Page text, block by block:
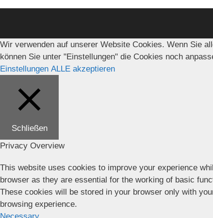
Wir verwenden auf unserer Website Cookies. Wenn Sie
können Sie unter "Einstellungen" die Cookies noch
Einstellungen ALLE akzeptieren
Schließen
Privacy Overview
This website uses cookies to improve your experience
browser as they are essential for the working of basic
These cookies will be stored in your browser only with
browsing experience.
Necessary